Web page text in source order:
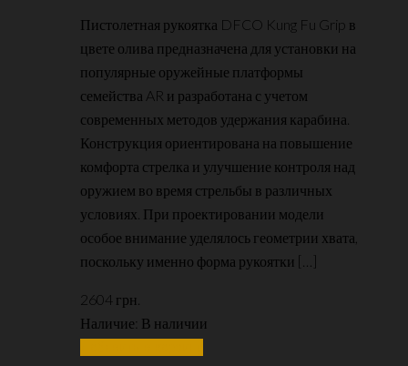
Пистолетная рукоятка DFCO Kung Fu Grip в
цвете олива предназначена для установки на
популярные оружейные платформы
семейства AR и разработана с учетом
современных методов удержания карабина.
Конструкция ориентирована на повышение
комфорта стрелка и улучшение контроля над
оружием во время стрельбы в различных
условиях. При проектировании модели
особое внимание уделялось геометрии хвата,
поскольку именно форма рукоятки […]
2604 грн.
Наличие: В наличии